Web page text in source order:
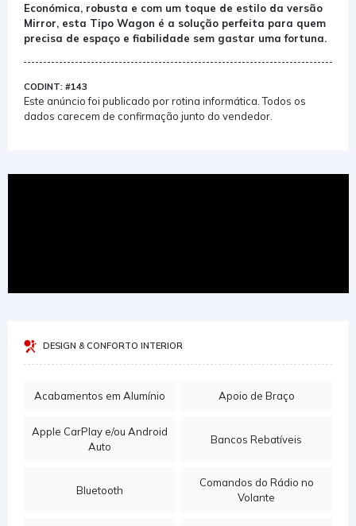
Económica, robusta e com um toque de estilo da versão
Mirror, esta Tipo Wagon é a solução perfeita para quem
precisa de espaço e fiabilidade sem gastar uma fortuna.
CODINT: #143
Este anúncio foi publicado por rotina informática. Todos os
dados carecem de confirmação junto do vendedor.
DESIGN & CONFORTO INTERIOR
Acabamentos em Alumínio Apoio de Braço
Apple CarPlay e/ou Android
Auto
Bancos Rebatíveis
Bluetooth
Comandos do Rádio no
Volante